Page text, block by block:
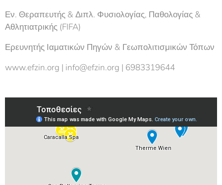
Εν. Θεραπευτής & Διπλ. Φυσιολογίας, Παθολογίας &
Αθλητιατρικής (FIFA)
Ερευνητής Ιαματικών Πηγών & Γεωπολιτισμικών Τόπων
www.efzin.org | info@efzin.org | 6983319644